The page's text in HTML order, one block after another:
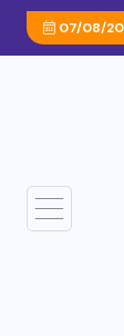
07/08/